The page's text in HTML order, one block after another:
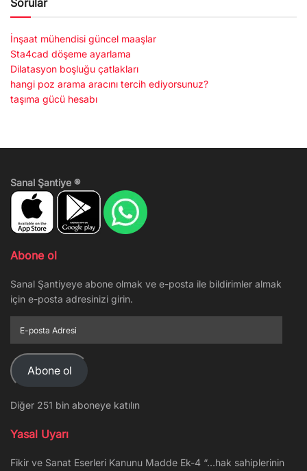
Sorular
İnşaat mühendisi güncel maaşlar
Sta4cad döşeme ayarlama
Dilatasyon boşluğu çatlakları
hangi poz arama aracını tercih ediyorsunuz?
taşıma gücü hesabı
Sanal Şantiye ®
Abone ol
Sanal Şantiyeye abone olmak ve e-posta ile bildirimler almak
için e-posta adresinizi girin.
posta
Adresi
Abone ol
Diğer 251 bin aboneye katılın
Yasal Uyarı
Fikir ve Sanat Eserleri Kanunu Madde Ek-4 “…hak sahiplerinin